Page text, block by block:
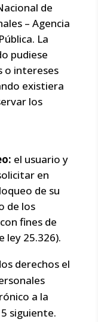
de
– Agencia
La
pudiese
o intereses
existiera
los
el usuario y
en
de su
de los
fines de
ley 25.326).
derechos el
a la
siguiente.